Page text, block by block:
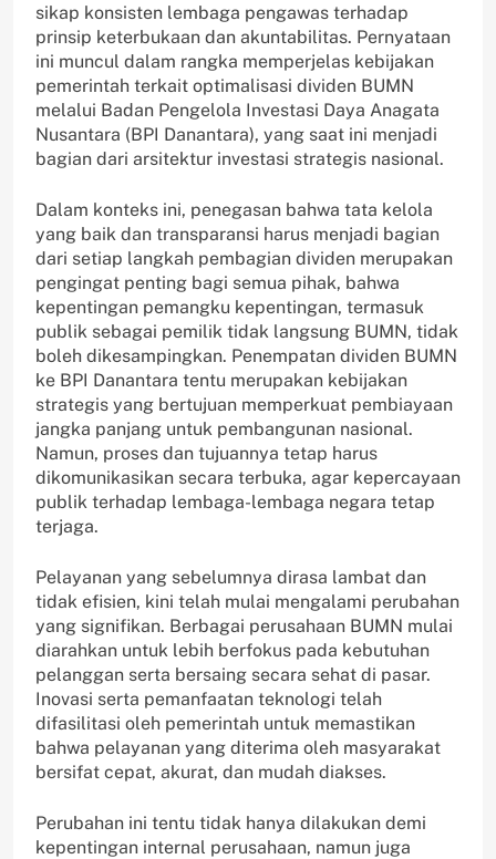
sikap konsisten lembaga pengawas terhadap
prinsip keterbukaan dan akuntabilitas. Pernyataan
ini muncul dalam rangka memperjelas kebijakan
pemerintah terkait optimalisasi dividen BUMN
melalui Badan Pengelola Investasi Daya Anagata
Nusantara (BPI Danantara), yang saat ini menjadi
bagian dari arsitektur investasi strategis nasional.
Dalam konteks ini, penegasan bahwa tata kelola
yang baik dan transparansi harus menjadi bagian
dari setiap langkah pembagian dividen merupakan
pengingat penting bagi semua pihak, bahwa
kepentingan pemangku kepentingan, termasuk
publik sebagai pemilik tidak langsung BUMN, tidak
boleh dikesampingkan. Penempatan dividen BUMN
ke BPI Danantara tentu merupakan kebijakan
strategis yang bertujuan memperkuat pembiayaan
jangka panjang untuk pembangunan nasional.
Namun, proses dan tujuannya tetap harus
dikomunikasikan secara terbuka, agar kepercayaan
publik terhadap lembaga-lembaga negara tetap
terjaga.
Pelayanan yang sebelumnya dirasa lambat dan
tidak efisien, kini telah mulai mengalami perubahan
yang signifikan. Berbagai perusahaan BUMN mulai
diarahkan untuk lebih berfokus pada kebutuhan
pelanggan serta bersaing secara sehat di pasar.
Inovasi serta pemanfaatan teknologi telah
difasilitasi oleh pemerintah untuk memastikan
bahwa pelayanan yang diterima oleh masyarakat
bersifat cepat, akurat, dan mudah diakses.
Perubahan ini tentu tidak hanya dilakukan demi
kepentingan internal perusahaan, namun juga